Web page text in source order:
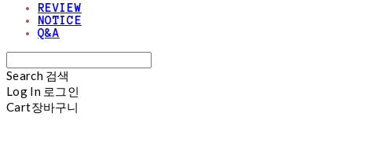
REVIEW
NOTICE
Q&A
Search 검색
Log In 로그인
Cart장바구니